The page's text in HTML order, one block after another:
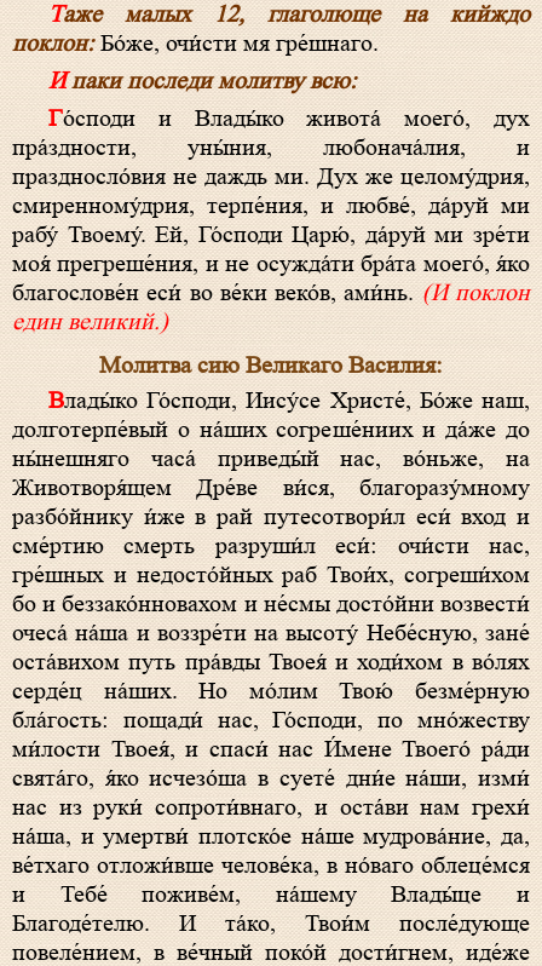
Таже малых 12, глаголюще на кийждо
поклон:Бо́же, очи́сти мя гре́шнаго.
И паки последи молитву всю:
Го́споди и Влады́ко живота́ моего́, дух
пра́здности, уны́ния, любонача́лия, и
праздносло́вия не даждь ми. Дух же целому́дрия,
смиренному́дрия, терпе́ния, и любве́, да́руй ми
рабу́ Твоему́. Ей, Го́споди Царю́, да́руй ми зре́ти
моя́ прегреше́ния, и не осужда́ти бра́та моего́, я́ко
благослове́н еси́ во ве́ки веко́в, ами́нь.(И поклон
един великий.)
Молитва сию Великаго Василия:
Влады́ко Го́споди, Иису́се Христе́, Бо́же наш,
долготерпе́вый о на́ших согреше́ниих и да́же до
ны́нешняго часа́ приведы́й нас, во́ньже, на
Животворя́щем Дре́ве ви́ся, благоразу́мному
разбо́йнику и́же в рай путесотвори́л еси́ вход и
сме́ртию смерть разруши́л еси́: очи́сти нас,
гре́шных и недосто́йных раб Твои́х, согреши́хом
бо и беззако́нновахом и не́смы досто́йни возвести́
очеса́ на́ша и воззре́ти на высоту́ Небе́сную, зане́
оста́вихом путь пра́вды Твоея́ и ходи́хом в во́лях
серде́ц на́ших. Но мо́лим Твою́ безме́рную
бла́гость: пощади́ нас, Го́споди, по мно́жеству
ми́лости Твоея́, и спаси́ нас И́мене Твоего́ ра́ди
свята́го, я́ко исчезо́ша в суете́ дни́е на́ши, изми́
нас из руки́ сопроти́внаго, и оста́ви нам грехи́
на́ша, и умертви́ плотско́е на́ше мудрова́ние, да,
ве́тхаго отложи́вше челове́ка, в но́ваго облеце́мся
и Тебе́ поживе́м, на́шему Влады́це и
Благоде́телю. И та́ко, Твои́м после́дующе
повеле́нием, в ве́чный поко́й дости́гнем, иде́же